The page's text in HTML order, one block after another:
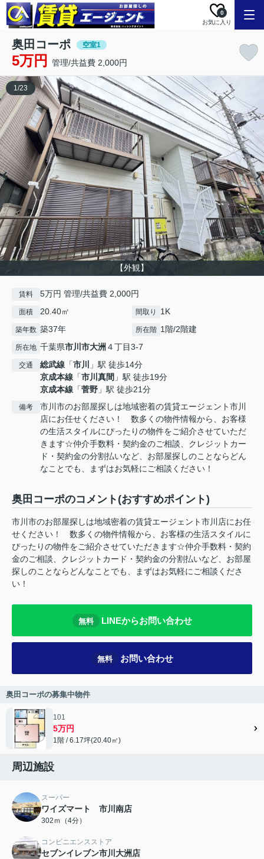
お気に入り
0
奥田コーポ 空室1
5万円 管理/共益費 2,000円
【外観】
1/23
賃料 5万円 管理/共益費 2,000円
面積 20.40㎡ 間取り 1K
築年数 築37年 所在階 1階/2階建
所在地 千葉県市川市大洲 ４丁目3-7
交通 総武線 「市川
」駅 徒歩14分
京成本線 「市川真間 」駅 徒歩19分
京成本線 「菅野 」駅 徒歩21分
備考
市川市のお部屋探しは地域密着の賃貸エージェント市川
店にお任せください！ 数多くの物件情報から、お客様
の生活スタイルにぴったりの物件をご紹介させていただ
きます☆仲介手数料・契約金のご相談、クレジットカー
ド・契約金の分割払いなど、お部屋探しのことならどん
なことでも、まずはお気軽にご相談ください！
奥田コーポのコメント(おすすめポイント)
市川市のお部屋探しは地域密着の賃貸エージェント市川店にお任
せください！ 数多くの物件情報から、お客様の生活スタイルに
ぴったりの物件をご紹介させていただきます☆仲介手数料・契約
金のご相談、クレジットカード・契約金の分割払いなど、お部屋
探しのことならどんなことでも、まずはお気軽にご相談くださ
い！
無料 LINEからお問い合わせ
無料 お問い合わせ
奥田コーポの募集中物件
101
5万円
1階 / 6.17坪(20.40㎡)
周辺施設
スーパー
ワイズマート 市川南店
302ｍ（4分）
コンビニエンスストア
セブンイレブン市川大洲店